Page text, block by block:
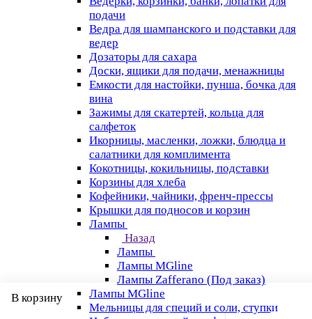
подачи
Ведра для шампанского и подставки для
ведер
Дозаторы для сахара
Доски, ящики для подачи, менажницы
Емкости для настойки, пунша, бочка для
вина
Зажимы для скатертей, кольца для
салфеток
Икорницы, масленки, ложки, блюдца и
салатники для комплимента
Кокотницы, кокильницы, подставки
Корзины для хлеба
Кофейники, чайники, френч-прессы
Крышки для подносов и корзин
Лампы
Назад
Лампы
Лампы MGline
Лампы Zafferano (Под заказ)
Лампы MGline
Мельницы для специй и соли, ступки
В корзину